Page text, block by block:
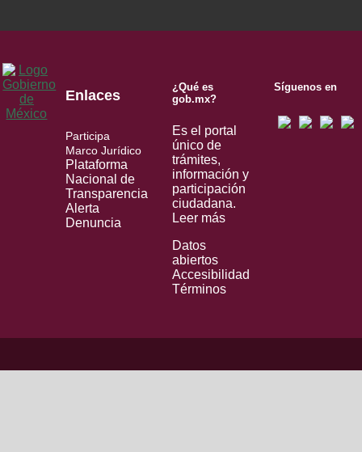
Enlaces
Participa
Marco Jurídico
Plataforma
Nacional de
Transparencia
Alerta
Denuncia
¿Qué es
gob.mx?
Es el portal
único de
trámites,
información y
participación
ciudadana.
Leer más
Datos
abiertos
Accesibilidad
Términos
Síguenos en